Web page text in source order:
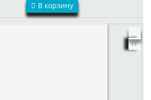
В корзину